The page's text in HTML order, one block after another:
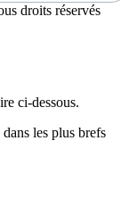
droits réservés
ci-dessous.
les plus brefs